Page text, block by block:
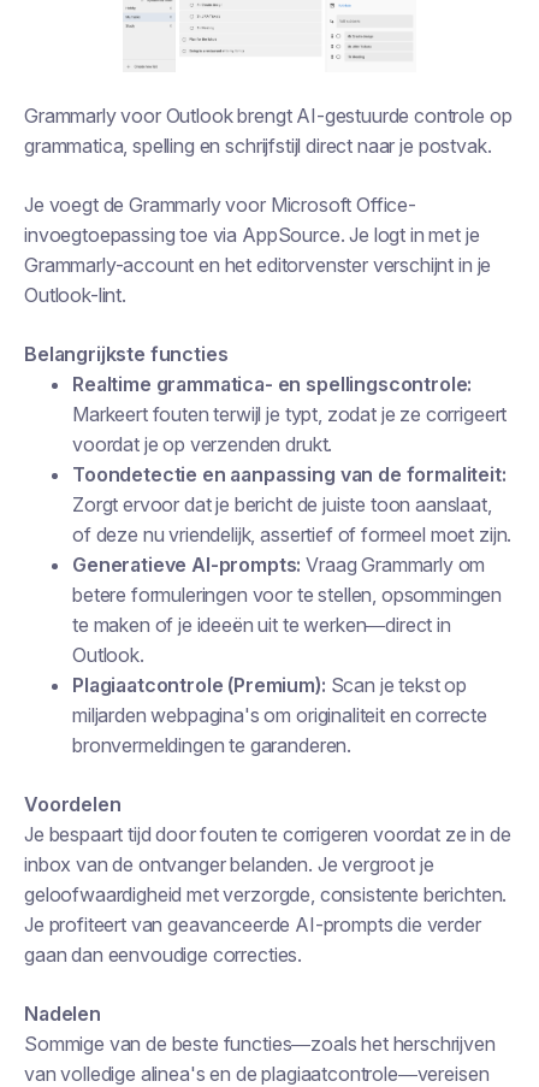
Grammarly voor Outlook brengt AI-gestuurde controle op
grammatica, spelling en schrijfstijl direct naar je postvak.
Je voegt de Grammarly voor Microsoft Office-
invoegtoepassing toe via AppSource. Je logt in met je
Grammarly-account en het editorvenster verschijnt in je
Outlook-lint.
Belangrijkste functies
Realtime grammatica- en spellingscontrole:
Markeert fouten terwijl je typt, zodat je ze corrigeert
voordat je op verzenden drukt.
Toondetectie en aanpassing van de formaliteit:
Zorgt ervoor dat je bericht de juiste toon aanslaat,
of deze nu vriendelijk, assertief of formeel moet zijn.
Generatieve AI-prompts: Vraag Grammarly om
betere formuleringen voor te stellen, opsommingen
te maken of je ideeën uit te werken—direct in
Outlook.
Plagiaatcontrole (Premium): Scan je tekst op
miljarden webpagina's om originaliteit en correcte
bronvermeldingen te garanderen.
Voordelen
Je bespaart tijd door fouten te corrigeren voordat ze in de
inbox van de ontvanger belanden. Je vergroot je
geloofwaardigheid met verzorgde, consistente berichten.
Je profiteert van geavanceerde AI-prompts die verder
gaan dan eenvoudige correcties.
Nadelen
Sommige van de beste functies—zoals het herschrijven
van volledige alinea's en de plagiaatcontrole—vereisen